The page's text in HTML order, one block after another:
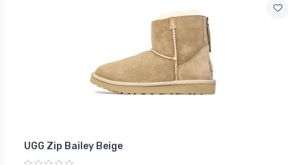
UGG Zip Bailey Beige